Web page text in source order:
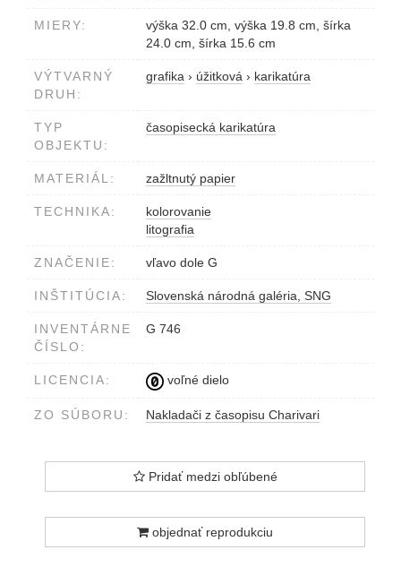
MIERY:
výška 32.0 cm, výška 19.8 cm, šírka
24.0 cm, šírka 15.6 cm
VÝTVARNÝ
DRUH:
grafika › úžitková › karikatúra
TYP
OBJEKTU:
časopisecká karikatúra
MATERIÁL: zažltnutý papier
TECHNIKA:
kolorovanie
litografia
ZNAČENIE: vľavo dole G
INŠTITÚCIA: Slovenská národná galéria, SNG
INVENTÁRNE
ČÍSLO:
G 746
LICENCIA: voľné dielo
ZO SÚBORU: Nakladači z časopisu Charivari
Pridať medzi obľúbené
objednať reprodukciu